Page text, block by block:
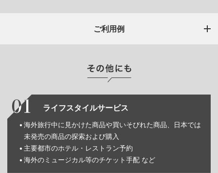
ご利用例
ライフスタイルサービス
海外旅行中に見かけた商品や買いそびれた商品、日本では
未発売の商品の探索および購入
主要都市のホテル・レストラン予約
海外のミュージカル等のチケット手配 など